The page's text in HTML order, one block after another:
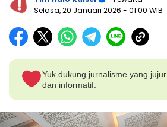
Selasa, 20 Januari 2026 - 01:00 WIB
Yuk dukung jurnalisme yang jujur
dan informatif.